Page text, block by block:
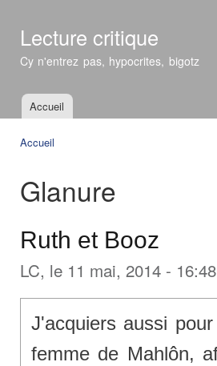
Lecture critique
Cy n'entrez pas, hypocrites, bigotz
Menu principal
Accueil
Accueil
Glanure
Ruth et Booz
LC, le 11 mai, 2014 - 16:48
J'acquiers aussi
femme de Mahlôn,